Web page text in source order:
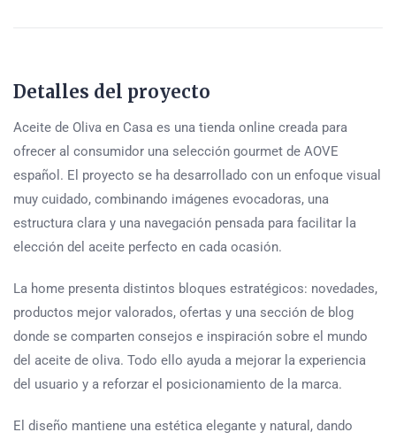
Detalles del proyecto
Aceite de Oliva en Casa es una tienda online creada para
ofrecer al consumidor una selección gourmet de AOVE
español. El proyecto se ha desarrollado con un enfoque visual
muy cuidado, combinando imágenes evocadoras, una
estructura clara y una navegación pensada para facilitar la
elección del aceite perfecto en cada ocasión.
La home presenta distintos bloques estratégicos: novedades,
productos mejor valorados, ofertas y una sección de blog
donde se comparten consejos e inspiración sobre el mundo
del aceite de oliva. Todo ello ayuda a mejorar la experiencia
del usuario y a reforzar el posicionamiento de la marca.
El diseño mantiene una estética elegante y natural, dando